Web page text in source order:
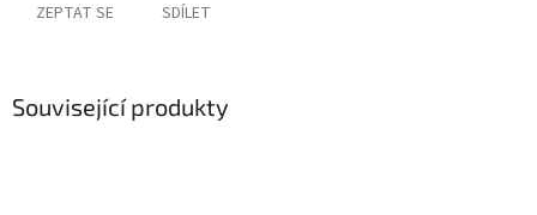
ZEPTAT SE SDÍLET
Související produkty